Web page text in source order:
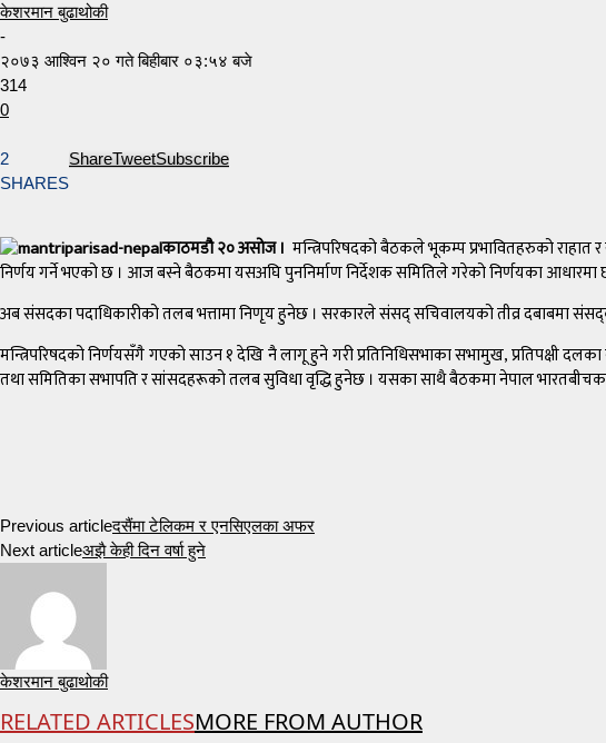
केशरमान बुढाथोकी
-
२०७३ आश्विन २० गते बिहीबार ०३:५४ बजे
314
0
2
SHARES
ShareTweetSubscribe
काठमडौ २० असोज । मन्त्रिपरिषदको बैठकले भूकम्प प्रभावितहरुको राहात
निर्णय गर्ने भएको छ । आज बस्ने बैठकमा यसअघि पुननिर्माण निर्देशक समितिले गरेको निर्णयका
अब संसदका पदाधिकारीको तलब भत्तामा निणृय हुनेछ । सरकारले संसद् सचिवालयको तीव्र दबाबमा
मन्त्रिपरिषदको निर्णयसँगै गएको साउन १ देखि नै लागू हुने गरी प्रतिनिधिसभाका सभामुख, प्रतिपक्षी
तथा समितिका सभापति र सांसदहरूको तलब सुविधा वृद्धि हुनेछ । यसका साथै बैठकमा नेपाल
Previous articleदसैंमा टेलिकम र एनसिएलका अफर
Next articleअझै केही दिन वर्षा हुने
केशरमान बुढाथोकी
RELATED ARTICLESMORE FROM AUTHOR